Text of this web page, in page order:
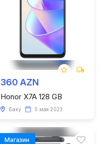
360 AZN
Honor X7A 128 GB
Баку 5 мая 2023
Магазин